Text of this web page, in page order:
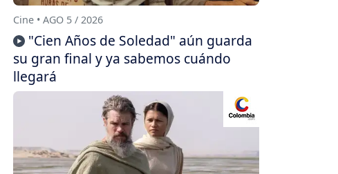
Cine • AGO 5 / 2026
"Cien Años de Soledad" aún guarda
su gran final y ya sabemos cuándo
llegará